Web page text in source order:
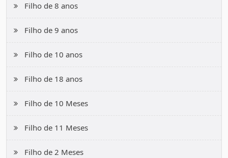
Filho de 8 anos
Filho de 9 anos
Filho de 10 anos
Filho de 18 anos
Filho de 10 Meses
Filho de 11 Meses
Filho de 2 Meses